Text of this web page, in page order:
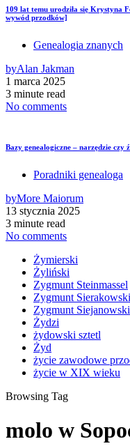
109 lat temu urodziła się Krystyna
wywód przodków]
Genealogia znanych
byAlan Jakman
1 marca 2025
3 minute read
No comments
Bazy genealogiczne – narzędzie czy
Poradniki genealoga
byMore Maiorum
13 stycznia 2025
3 minute read
No comments
Żymierski
Żyliński
Zygmunt Steinmassel
Zygmunt Sierakowski
Zygmunt Siejanowski
Żydzi
żydowski sztetl
Żyd
życie zawodowe
życie w XIX wieku
Browsing Tag
molo w